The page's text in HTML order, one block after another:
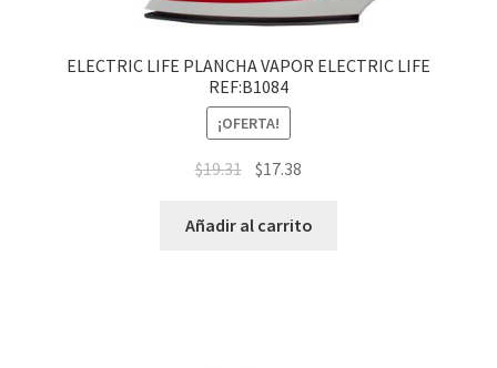
ELECTRIC LIFE PLANCHA VAPOR ELECTRIC LIFE
REF:B1084
¡OFERTA!
$19.31 $17.38
Añadir al carrito